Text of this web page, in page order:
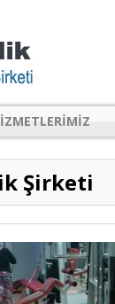
Şirketi